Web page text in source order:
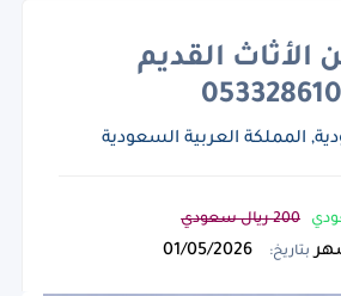
القديم
200 ريال سعودي
بتاريخ: